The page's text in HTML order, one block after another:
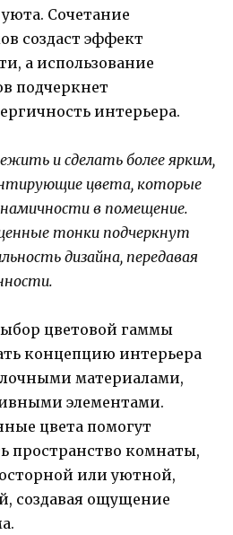
Сочетание
создаст эффект
а использование
подчеркнет
интерьера.
и сделать более ярким,
цвета, которые
в помещение.
тонки подчеркнут
дизайна, передавая
цветовой гаммы
концепцию интерьера
материалами,
элементами.
цвета помогут
пространство комнаты,
или уютной,
создавая ощущение